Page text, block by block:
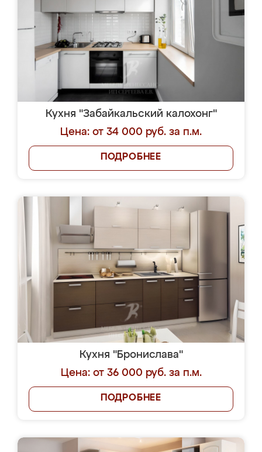
Кухня "Забайкальский калохонг"
Цена: от 34 000 руб. за п.м.
ПОДРОБНЕЕ
Кухня "Бронислава"
Цена: от 36 000 руб. за п.м.
ПОДРОБНЕЕ